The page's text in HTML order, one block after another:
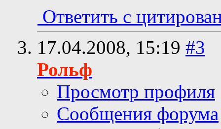
Ответить с
17.04.2008, 15:19 #3
Рольф
Просмотр профиля
Сообщения форума